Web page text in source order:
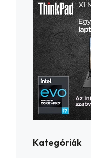
Kategóriák